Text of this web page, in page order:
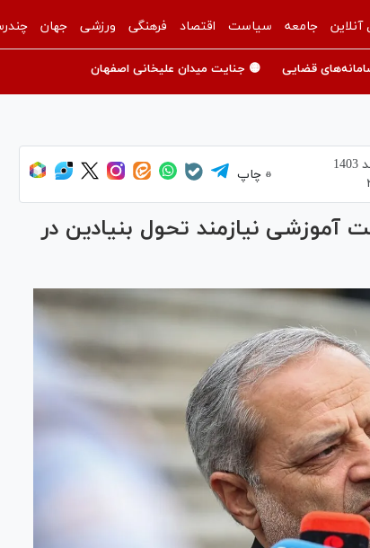
آنلاین جامعه سیاست اقتصاد فرهنگی ورزشی جهان
قضایی 🟡 جنایت میدان علیخانی اصفهان
چاپ
نیازمند تحول بنیادین در